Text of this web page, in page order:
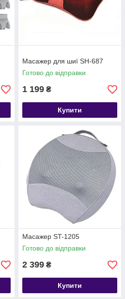
Масажер для шиї SH-687
Готово до відправки
1 199 ₴
Купити
Масажер ST-1205
Готово до відправки
2 399 ₴
Купити